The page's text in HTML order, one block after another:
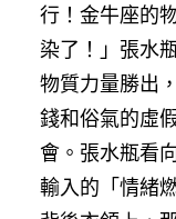
行！金牛座的
染了！」張水
物質力量勝出
錢和俗氣的虛
會。張水瓶看
輸入的「情緒